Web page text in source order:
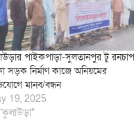
পাইকপাড়া-সুলতানপুর টু রনচাপ
সড়ক নির্মাণ কাজে অনিয়মের
মানব/বন্ধন
19, 2025